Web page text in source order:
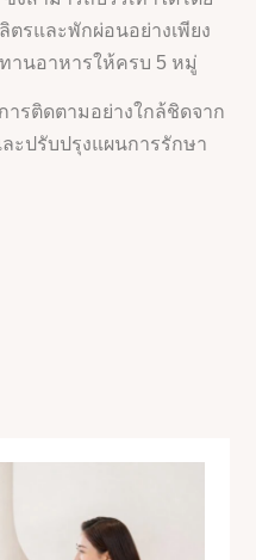
ตรและพักผ่อนอย่างเพียง
านอาหารให้ครบ 5 หมู่
ารติดตามอย่างใกล้ชิดจาก
ะปรับปรุงแผนการรักษา